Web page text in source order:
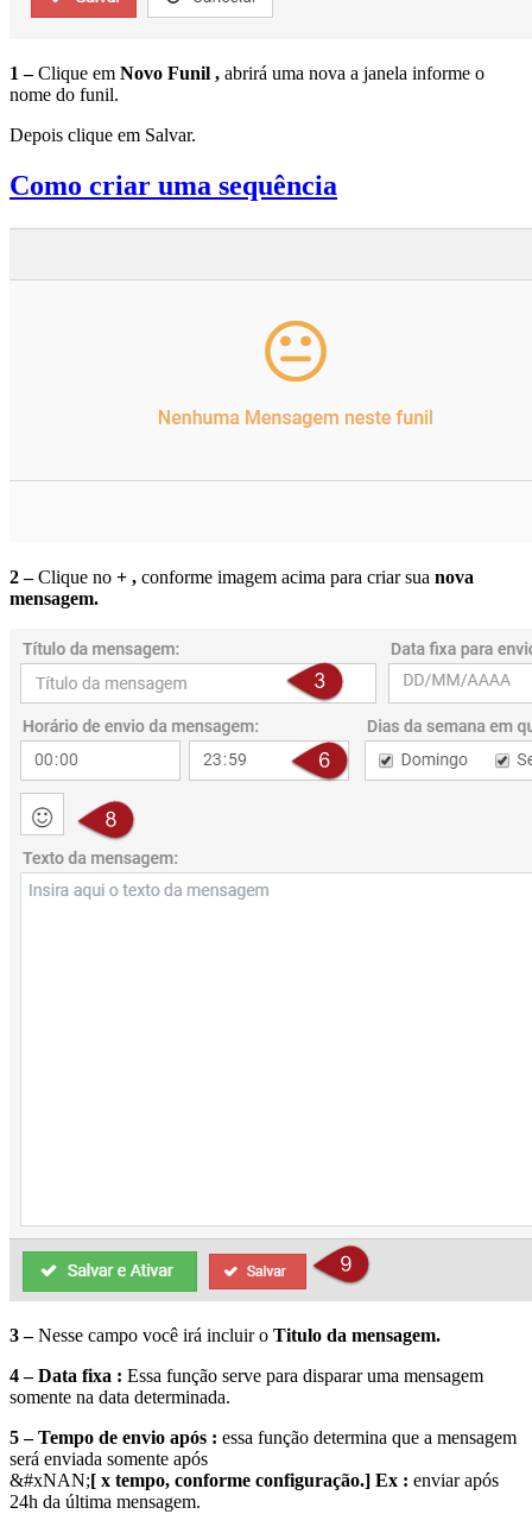
1 –Clique em Novo Funil , abrirá uma nova a janela informe o
nome do funil.
Depois clique em Salvar.
Como criar uma sequência
2 –Clique no + , conforme imagem acima para criar sua nova
mensagem.
3 –Nesse campo você irá incluir o Titulo da mensagem.
4 – Data fixa : Essa função serve para disparar uma mensagem
somente na data determinada.
5 – Tempo de envio após : essa função determina que a mensagem
será enviada somente após
&#xNAN;[ x tempo, conforme configuração.] Ex : enviar após
24h da última mensagem.